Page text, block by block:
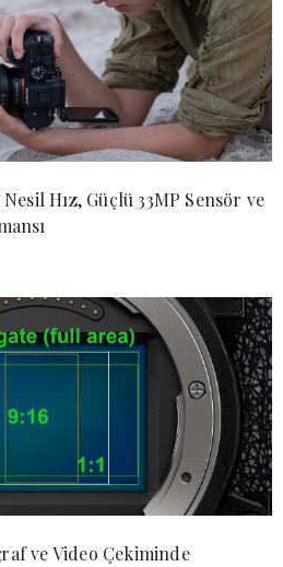
Hız, Güçlü 33MP Sensör ve
ve Video Çekiminde